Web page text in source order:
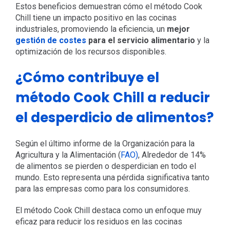
Estos beneficios demuestran cómo el método Cook
Chill tiene un impacto positivo en las cocinas
industriales, promoviendo la eficiencia, un mejor
gestión de costes para el servicio alimentario y la
optimización de los recursos disponibles.
¿Cómo contribuye el
método Cook Chill a reducir
el desperdicio de alimentos?
Según el último informe de la Organización para la
Agricultura y la Alimentación (FAO), Alrededor de 14%
de alimentos se pierden o desperdician en todo el
mundo. Esto representa una pérdida significativa tanto
para las empresas como para los consumidores.
El método Cook Chill destaca como un enfoque muy
eficaz para reducir los residuos en las cocinas